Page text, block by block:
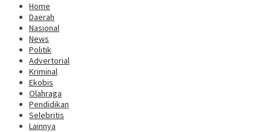
Home
Daerah
Nasional
News
Politik
Advertorial
Kriminal
Ekobis
Olahraga
Pendidikan
Selebritis
Lainnya